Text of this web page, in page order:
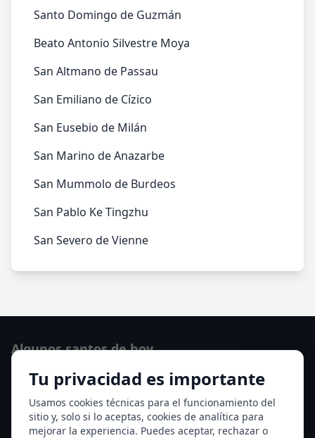
Santo Domingo de Guzmán
Beato Antonio Silvestre Moya
San Altmano de Passau
San Emiliano de Cízico
San Eusebio de Milán
San Marino de Anazarbe
San Mummolo de Burdeos
San Pablo Ke Tingzhu
San Severo de Vienne
Tu privacidad es importante
Usamos cookies técnicas para el funcionamiento del
sitio y, solo si lo aceptas, cookies de analítica para
mejorar la experiencia. Puedes aceptar, rechazar o
Algunos santos de hoy
Santo Domingo de Guzmán
Ver todos los santos de hoy